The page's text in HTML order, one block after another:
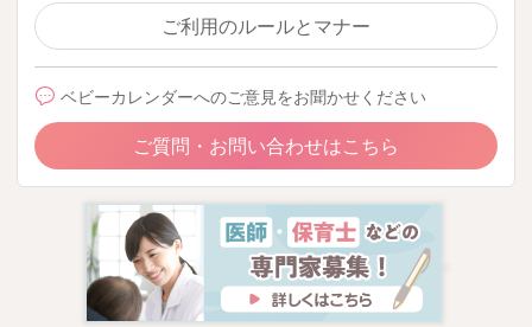
ご利用のルールとマナー
ベビーカレンダーへのご意見をお聞かせください
ご質問・お問い合わせはこちら